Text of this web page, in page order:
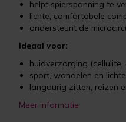
helpt spierspanning te
lichte, comfortabele
ondersteunt de
Ideaal voor:
huidverzorging
sport, wandelen en
langdurig zitten, reizen
Meer informatie